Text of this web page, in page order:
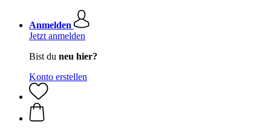
Anmelden
Jetzt anmelden
Bist du neu hier?
Konto erstellen